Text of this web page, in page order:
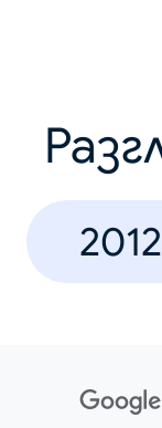
2012